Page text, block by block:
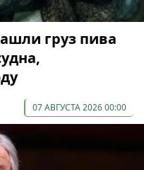
груз пива
07 АВГУСТА 2026 00:00